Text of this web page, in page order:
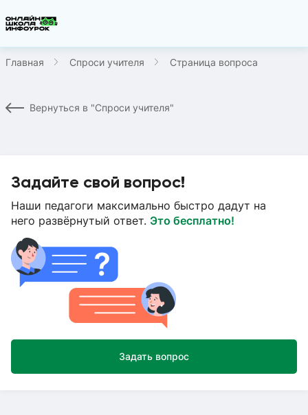
Главная Спроси учителя Страница вопроса
Вернуться в "Спроси учителя"
Задайте свой вопрос!
Наши педагоги максимально быстро дадут на
него развёрнутый ответ. Это бесплатно!
Задать вопрос